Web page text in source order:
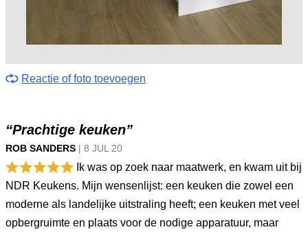
Reactie of foto toevoegen
“Prachtige keuken”
ROB SANDERS | 8 JUL 20
Ik was op zoek naar maatwerk, en kwam uit bij
NDR Keukens. Mijn wensenlijst: een keuken die zowel een
moderne als landelijke uitstraling heeft; een keuken met veel
opbergruimte en plaats voor de nodige apparatuur, maar